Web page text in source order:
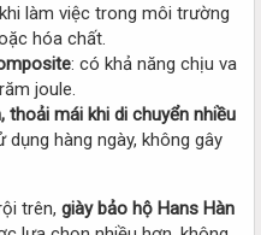
làm việc trong môi trường
hóa chất.
: có khả năng chịu va
joule.
mái khi di chuyển nhiều
hàng ngày, không gây
trên, giày bảo hộ Hans Hàn